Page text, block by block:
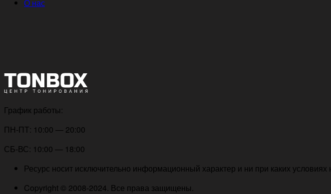
О нас
График работы:
ПН-ПТ: 10:00 — 20:00
СБ-ВС: 10:00 — 18:00
Ресурс носит исключительно информационный характер и ни при каких
Copyright © 2008-2024. Все права защищены.